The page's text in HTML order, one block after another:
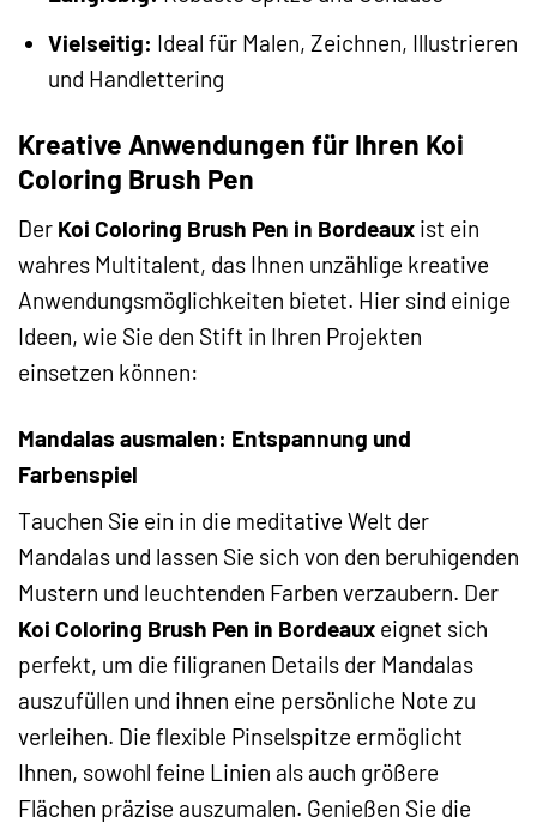
Vielseitig: Ideal für Malen, Zeichnen, Illustrieren
und Handlettering
Kreative Anwendungen für Ihren Koi
Coloring Brush Pen
Der Koi Coloring Brush Pen in Bordeaux ist ein
wahres Multitalent, das Ihnen unzählige kreative
Anwendungsmöglichkeiten bietet. Hier sind einige
Ideen, wie Sie den Stift in Ihren Projekten
einsetzen können:
Mandalas ausmalen: Entspannung und
Farbenspiel
Tauchen Sie ein in die meditative Welt der
Mandalas und lassen Sie sich von den beruhigenden
Mustern und leuchtenden Farben verzaubern. Der
Koi Coloring Brush Pen in Bordeaux eignet sich
perfekt, um die filigranen Details der Mandalas
auszufüllen und ihnen eine persönliche Note zu
verleihen. Die flexible Pinselspitze ermöglicht
Ihnen, sowohl feine Linien als auch größere
Flächen präzise auszumalen. Genießen Sie die